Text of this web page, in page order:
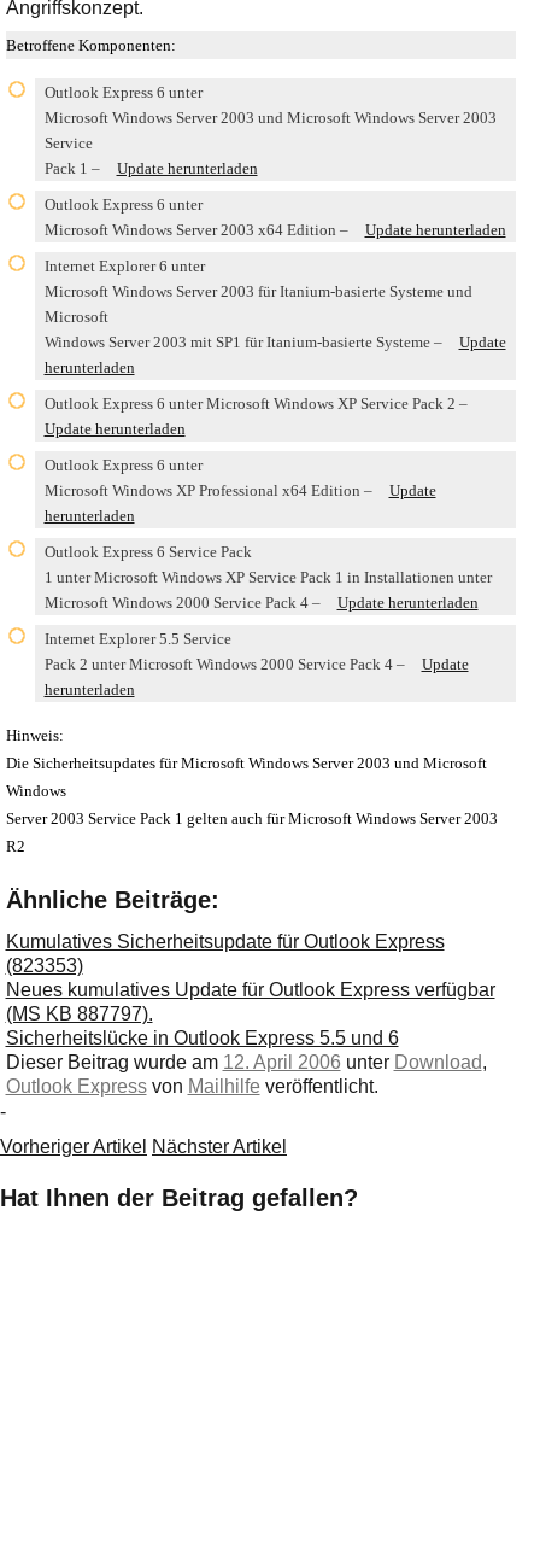
Angriffskonzept.
Betroffene Komponenten:
Outlook Express 6 unter
Microsoft Windows Server 2003 und Microsoft Windows Server 2003
Service
Pack 1 –
Update herunterladen
Outlook Express 6 unter
Microsoft Windows Server 2003 x64 Edition –
Update herunterladen
Internet Explorer 6 unter
Microsoft Windows Server 2003 für Itanium-basierte Systeme und
Microsoft
Windows Server 2003 mit SP1 für Itanium-basierte Systeme –
Update
herunterladen
Outlook Express 6 unter Microsoft Windows XP Service Pack 2 –
Update herunterladen
Outlook Express 6 unter
Microsoft Windows XP Professional x64 Edition –
Update
herunterladen
Outlook Express 6 Service Pack
1 unter Microsoft Windows XP Service Pack 1 in Installationen unter
Microsoft Windows 2000 Service Pack 4 –
Update herunterladen
Internet Explorer 5.5 Service
Pack 2 unter Microsoft Windows 2000 Service Pack 4 –
Update
herunterladen
Hinweis:
Die Sicherheitsupdates für Microsoft Windows Server 2003 und Microsoft
Windows
Server 2003 Service Pack 1 gelten auch für Microsoft Windows Server 2003
R2
Ähnliche Beiträge:
Kumulatives Sicherheitsupdate für Outlook Express
(823353)
Neues kumulatives Update für Outlook Express verfügbar
(MS KB 887797).
Sicherheitslücke in Outlook Express 5.5 und 6
Dieser Beitrag wurde am 12. April 2006 unter Download,
Outlook Express von Mailhilfe veröffentlicht.
-
Vorheriger Artikel Nächster Artikel
Hat Ihnen der Beitrag gefallen?